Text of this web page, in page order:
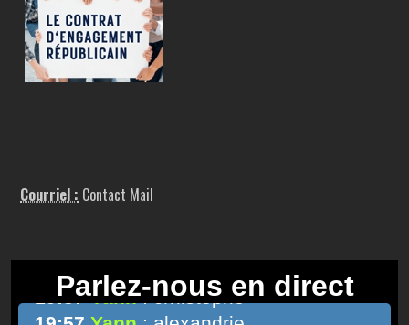
Courriel : Contact Mail